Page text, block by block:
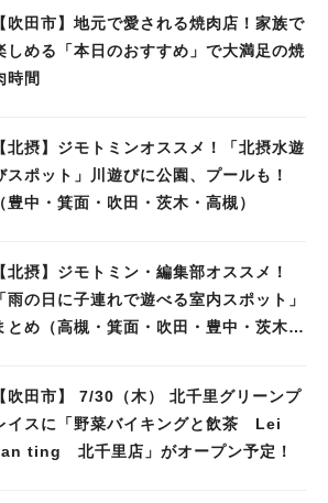
【吹田市】地元で愛される焼肉店！家族で
しめる「本日のおすすめ」で大満足の焼
時間
【北摂】ジモトミンオススメ！「北摂水遊
スポット」川遊びに公園、プールも！
（豊中・箕面・吹田・茨木・高槻）
【北摂】ジモトミン・編集部オススメ！
「雨の日に子連れで遊べる室内スポット」
とめ（高槻・箕面・吹田・豊中・茨木・
【吹田市】 7/30（木） 北千里グリーンプ
イスに「野菜バイキングと飲茶 Lei
ting 北千里店」がオープン予定！